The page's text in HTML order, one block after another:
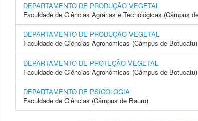
DEPARTAMENTO DE PRODUÇÃO VEGETAL
Faculdade de Ciências Agrárias e Tecnológicas (Câmpus
DEPARTAMENTO DE PRODUÇÃO VEGETAL
Faculdade de Ciências Agronômicas (Câmpus de Botucatu)
DEPARTAMENTO DE PROTEÇÃO VEGETAL
Faculdade de Ciências Agronômicas (Câmpus de Botucatu)
DEPARTAMENTO DE PSICOLOGIA
Faculdade de Ciências (Câmpus de Bauru)